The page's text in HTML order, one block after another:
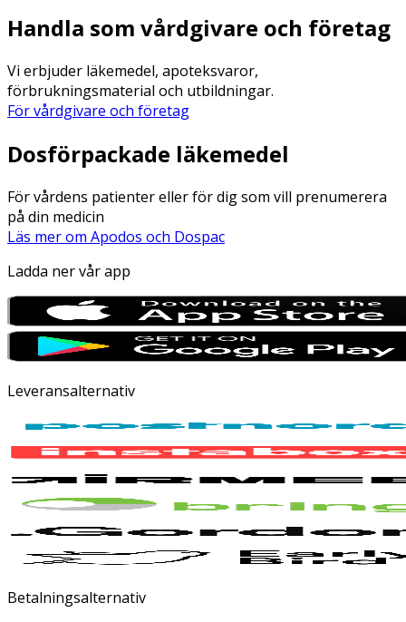
Handla som vårdgivare och företag
Vi erbjuder läkemedel, apoteksvaror,
förbrukningsmaterial och utbildningar.
För vårdgivare och företag
Dosförpackade läkemedel
För vårdens patienter eller för dig som vill prenumerera
på din medicin
Läs mer om Apodos och Dospac
Ladda ner vår app
Leveransalternativ
Betalningsalternativ